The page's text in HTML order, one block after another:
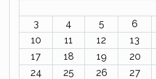
3
4 5 6
10
11 12 13
17
18 19 20
24
25 26 27